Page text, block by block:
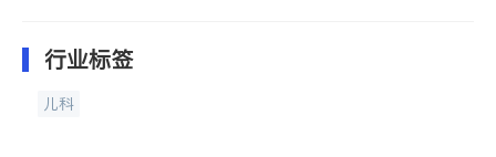
行业标签
儿科